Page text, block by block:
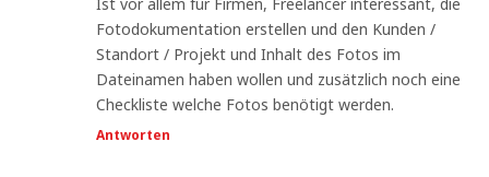
Ist vor allem für Firmen, Freelancer interessant, die
Fotodokumentation erstellen und den Kunden /
Standort / Projekt und Inhalt des Fotos im
Dateinamen haben wollen und zusätzlich noch eine
Checkliste welche Fotos benötigt werden.
Antworten